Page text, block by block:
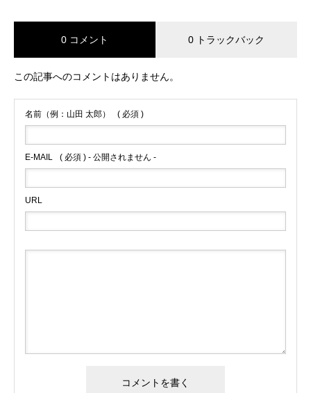
0 コメント 0 トラックバック
この記事へのコメントはありません。
名前（例：山田 太郎） ( 必須 )
E-MAIL ( 必須 ) - 公開されません -
URL